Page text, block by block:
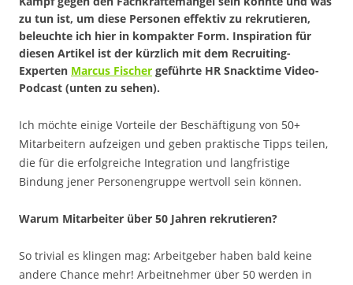
zu tun ist, um diese Personen effektiv zu rekrutieren,
beleuchte ich hier in kompakter Form. Inspiration für
diesen Artikel ist der kürzlich mit dem Recruiting-
Experten Marcus Fischer geführte HR Snacktime Video-
Podcast (unten zu sehen).
Ich möchte einige Vorteile der Beschäftigung von 50+
Mitarbeitern aufzeigen und geben praktische Tipps teilen,
die für die erfolgreiche Integration und langfristige
Bindung jener Personengruppe wertvoll sein können.
Warum Mitarbeiter über 50 Jahren rekrutieren?
So trivial es klingen mag: Arbeitgeber haben bald keine
andere Chance mehr! Arbeitnehmer über 50 werden in